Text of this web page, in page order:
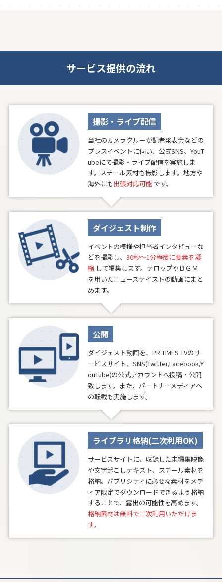
サービス提供の流れ
撮影・ライブ配信
当社のカメラクルーが記者発表会などの
プレスイベントに伺い、公式SNS、YouT
ubeにて撮影・ライブ配信を実施しま
す。スチール素材も撮影します。地方や
海外にも出張対応可能 です。
ダイジェスト制作
イベントの模様や担当者インタビューな
どを撮影し、 30秒～1分程度に要素を凝
縮 して編集します。テロップやＢＧＭ
を用いたニューステイストの動画にまと
めます。
公開
ダイジェスト動画を、PR TIMES TVのサ
ービスサイト、SNS(Twitter,Facebook,Y
ouTube)の公式アカウントへ投稿・公開
致します。また、パートナーメディアへ
の転載も実施します。
ライブラリ格納(二次利用OK)
サービスサイトに、収録した未編集映像
や文字起こしテキスト、スチール素材を
格納。パブリシティに必要な素材をメデ
ィア限定でダウンロードできるよう格納
することで、露出の可能性を高めます。
格納素材は無料で二次利用いただけま
す。